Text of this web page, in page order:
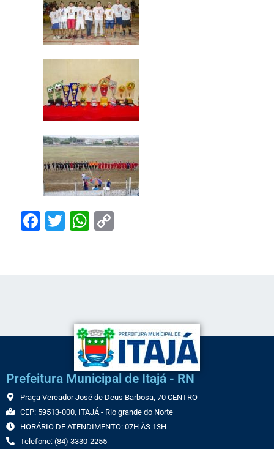
Facebook
TwitterWhatsApp
Prefeitura Municipal de Itajá - RN
Praça Vereador José de Deus Barbosa, 70 CENTRO
CEP: 59513-000, ITAJÁ - Rio grande do Norte
HORÁRIO DE ATENDIMENTO: 07H ÀS 13H
Telefone: (84) 3330-2255